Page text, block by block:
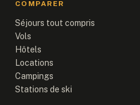
COMPARER
Séjours tout compris
Vols
Hôtels
Locations
Campings
Stations de ski